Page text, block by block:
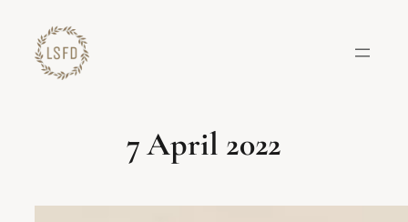
konten
7 April 2022